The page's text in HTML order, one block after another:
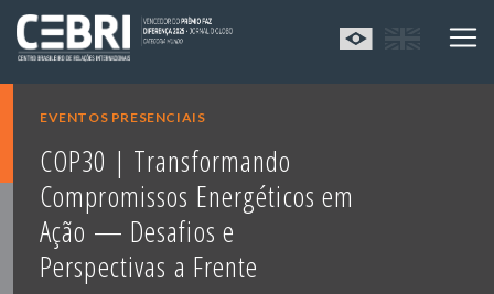
EVENTOS PRESENCIAIS
COP30 | Transformando
Compromissos Energéticos em
Ação — Desafios e
Perspectivas a Frente